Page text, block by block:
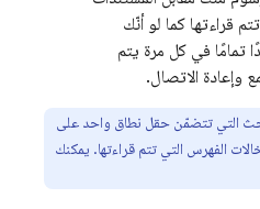
قراءتها كما لو أنّك
في كل مرة يتم
وإعادة الاتصال.
التي تتضمّن حقل نطاق واحد على
الفهرس التي تتم قراءتها. يمكنك